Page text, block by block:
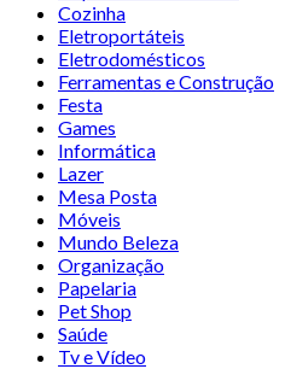
Cozinha
Eletroportáteis
Eletrodomésticos
Ferramentas e Construção
Festa
Games
Informática
Lazer
Mesa Posta
Móveis
Mundo Beleza
Organização
Papelaria
Pet Shop
Saúde
Tv e Vídeo